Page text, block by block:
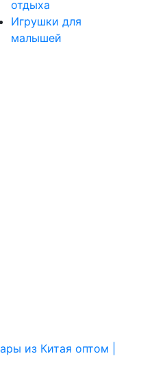
отдыха
Игрушки для
малышей